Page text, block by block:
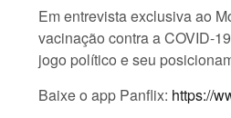
Em entrevista exclusiva ao
vacinação contra a COVID-
jogo político e seu
Baixe o app Panflix: https://